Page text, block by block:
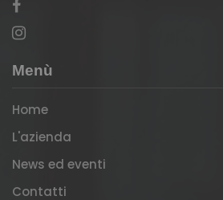
Menù
Home
L'azienda
News ed eventi
Contatti